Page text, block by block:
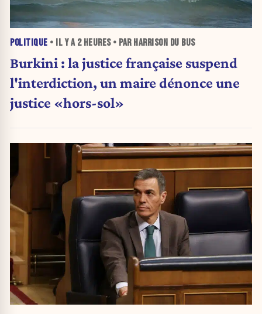
POLITIQUE • IL Y A 2 HEURES• PAR HARRISON DU BUS
Burkini : la justice française suspend
l'interdiction, un maire dénonce une
justice «hors-sol»